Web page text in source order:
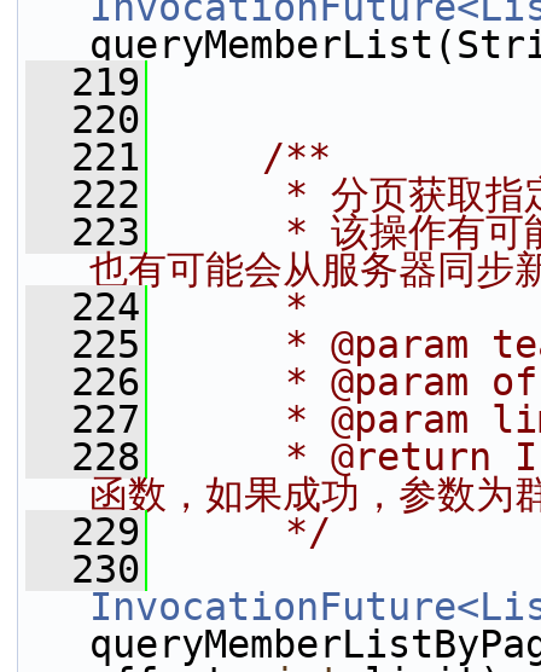
  219
  220
  221
    /**
  222
* 分页获取指
  223
* 该操作有可
也有可能会从服务器同
  224
     *
  225
* @param
  226
* @param
  227
* @param
  228
* @return
函数，如果成功，参数为
  229
     */
  230